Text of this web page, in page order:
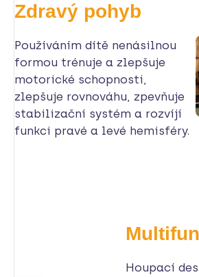
Zdravý pohyb
Používáním dítě nenásilnou
formou trénuje a zlepšuje
motorické schopnosti,
zlepšuje rovnováhu, zpevňuje
stabilizační systém a rozvíjí
funkci pravé a levé hemisféry.
Houpací